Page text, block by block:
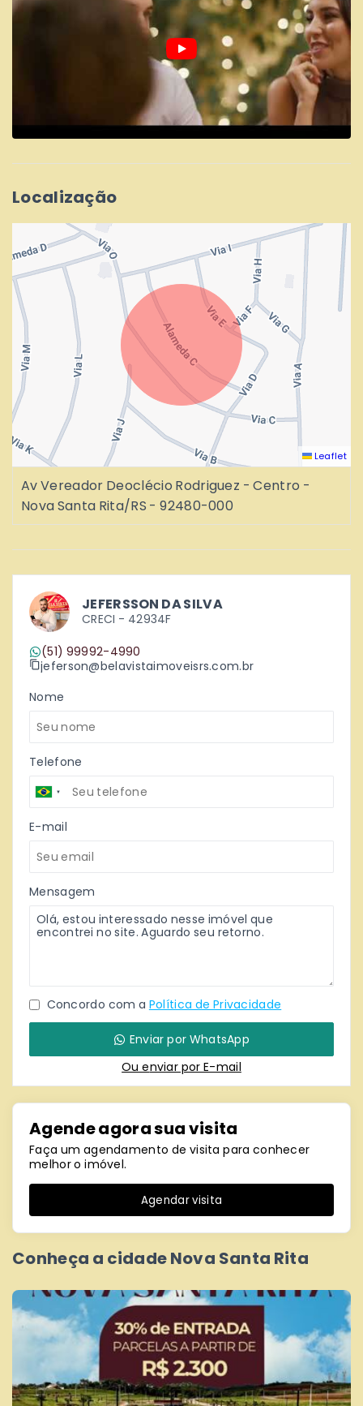
JEFERSSON DA SILVA
CRECI - 42934F
(51) 99992-4990
jeferson@belavistaimoveisrs.com.br
Nome
Telefone
E-mail
Mensagem
Concordo com a Política de Privacidade
Enviar por WhatsApp
Ou enviar por E-mail
Agende agora sua visita
Faça um agendamento de visita para conhecer
melhor o imóvel.
Agendar visita
Conheça a cidade Nova Santa Rita
Localização
Leaflet
Av Vereador Deoclécio Rodriguez - Centro -
Nova Santa Rita/RS - 92480-000